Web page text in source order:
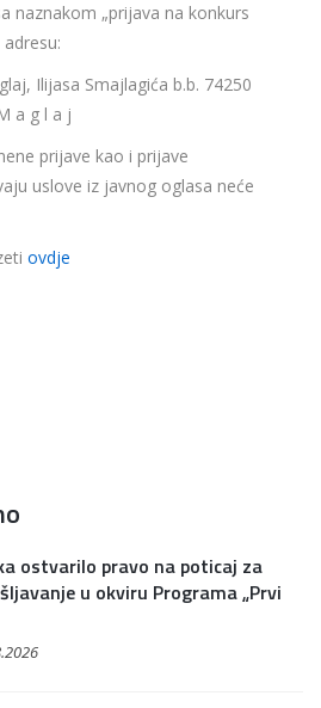
naznakom „prijava na konkurs
Ilijasa Smajlagića b.b. 74250
a g l a j
prijave kao i prijave
uslove iz javnog oglasa neće
ovdje
ostvarilo pravo na poticaj za
u okviru Programa „Prvi